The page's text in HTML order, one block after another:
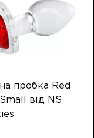
пробка Red
від NS